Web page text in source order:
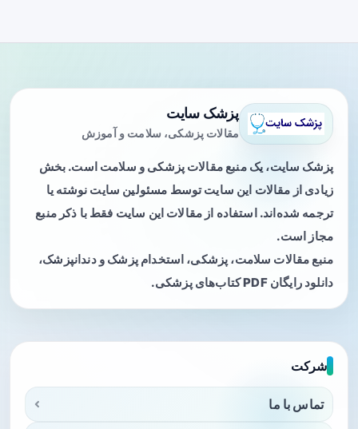
پزشک سایت
مقالات پزشکی، سلامت و آموزش
پزشک سایت، یک منبع مقالات پزشکی و سلامت است. بخش
زیادی از مقالات این سایت توسط مسئولین سایت نوشته یا
ترجمه شده‌اند. استفاده از مقالات این سایت فقط با ذکر منبع
مجاز است.
منبع مقالات سلامت، پزشکی، استخدام پزشک و دندانپزشک،
دانلود رایگان PDF کتاب‌های پزشکی.
شرکت
تماس با ما